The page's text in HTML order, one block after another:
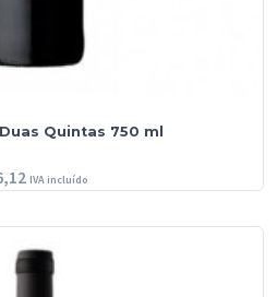
Quintas 750 ml
IVA incluído